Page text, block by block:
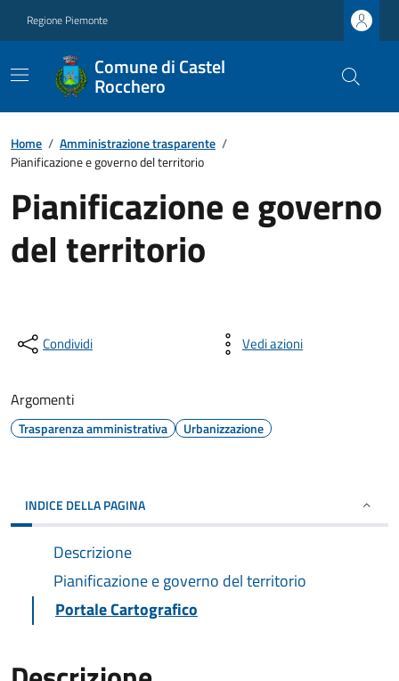
Regione Piemonte
Comune di Castel
Rocchero
Home / Amministrazione trasparente /
Pianificazione e governo del territorio
Pianificazione e governo
del territorio
Condividi Vedi azioni
Argomenti
Trasparenza amministrativa Urbanizzazione
INDICE DELLA PAGINA
Descrizione
Pianificazione e governo del territorio
Portale Cartografico